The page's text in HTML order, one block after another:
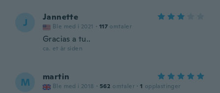
J Jannette
Ble med i 2021 · 117 omtaler
Gracias a tu..
ca. et år siden
M martin
Ble med i 2018 · 562 omtaler · 1 opplastinger